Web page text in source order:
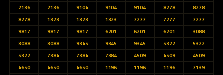
2136
2136 9104 9104 9104 8278
8278
8278
1323 1323 1323 7277 7277
7277
9817
9817 9817 6201 6201 6201
3088
3088
3088 9345 9345 9345 5322
5322
5322
7384 7384 7384 4509 4509
4509
4650
4650 4650 1196 1196 1196
7139